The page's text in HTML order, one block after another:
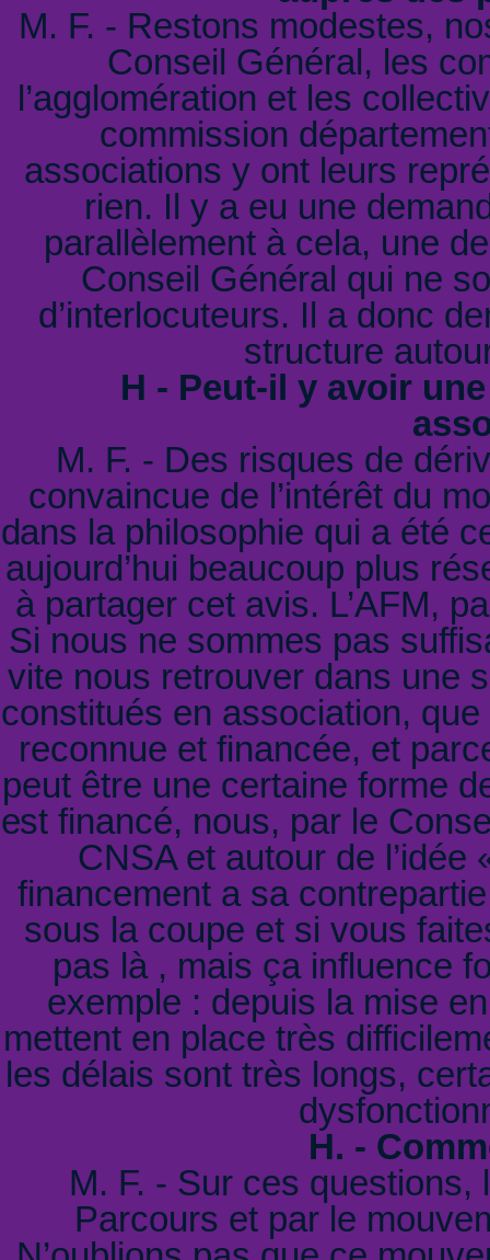
M. F. - Restons modestes,
Conseil Général, les
l’agglomération et les
commission
associations y ont leurs
rien. Il y a eu une
parallèlement à cela, une
Conseil Général qui ne
d’interlocuteurs. Il a donc
structure
H - Peut-il y avoir
M. F. - Des risques de
convaincue de l’intérêt du
dans la philosophie qui a été
aujourd’hui beaucoup plus
à partager cet avis. L’AFM,
Si nous ne sommes pas
vite nous retrouver dans une
constitués en association,
reconnue et financée, et
peut être une certaine forme
est financé, nous, par le
CNSA et autour de
financement a sa
sous la coupe et si vous
pas là , mais ça influence
exemple : depuis la mise
mettent en place très
les délais sont très longs,
H. -
M. F. - Sur ces questions,
Parcours et par le